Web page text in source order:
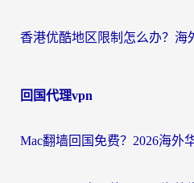
回国代理vpn